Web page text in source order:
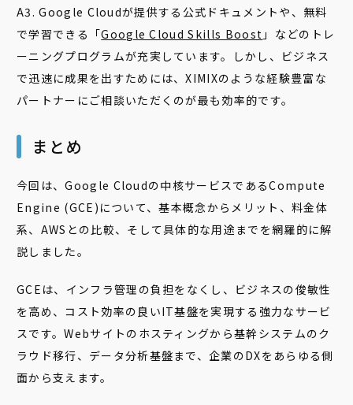
A3. Google Cloudが提供する公式ドキュメントや、無料
で学習できる「Google Cloud Skills Boost 」などのトレ
ーニングプログラムが充実しています。しかし、ビジネス
で迅速に成果を出すためには、XIMIXのような経験豊富な
パートナーにご相談いただくのが最も効率的です。
まとめ
今回は、Google Cloudの中核サービスであるCompute
Engine (GCE)について、基本概念からメリット、料金体
系、AWSとの比較、そして具体的な用途までを網羅的に解
説しました。
GCEは、インフラ管理の負担をなくし、ビジネスの俊敏性
を高め、コスト効率の良いIT基盤を実現する強力なサービ
スです。Webサイトのホスティングから基幹システムのク
ラウド移行、データ分析基盤まで、企業のDXをあらゆる側
面から支えます。